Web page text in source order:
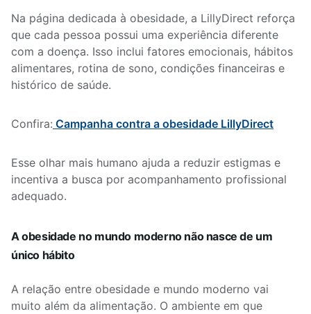
Na página dedicada à obesidade, a LillyDirect reforça
que cada pessoa possui uma experiência diferente
com a doença. Isso inclui fatores emocionais, hábitos
alimentares, rotina de sono, condições financeiras e
histórico de saúde.
Confira: Campanha contra a obesidade LillyDirect
Esse olhar mais humano ajuda a reduzir estigmas e
incentiva a busca por acompanhamento profissional
adequado.
A obesidade no mundo moderno não nasce de um
único hábito
A relação entre obesidade e mundo moderno vai
muito além da alimentação. O ambiente em que